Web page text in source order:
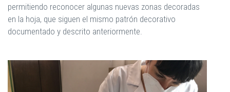
permitiendo reconocer algunas nuevas zonas decoradas
en la hoja, que siguen el mismo patrón decorativo
documentado y descrito anteriormente.